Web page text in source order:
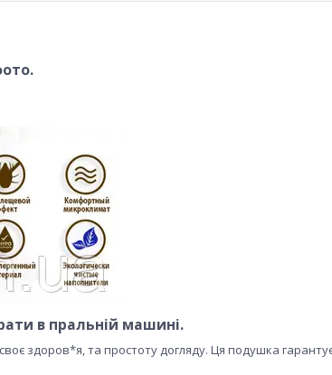
в пральній машині.
здоров*я, та простоту догляду. Ця подушка